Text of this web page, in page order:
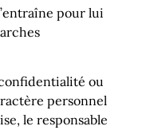
pour lui
ou
personnel
le responsable